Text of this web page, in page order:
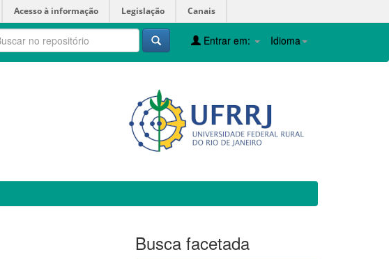
Acesso à informação Legislação Canais
Idioma
Entrar em:
Busca facetada